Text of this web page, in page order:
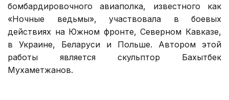
бомбардировочного авиаполка, известного как
«Ночные ведьмы», участвовала в боевых
действиях на Южном фронте, Северном Кавказе,
в Украине, Беларуси и Польше. Автором этой
работы является скульптор Бахытбек
Мухаметжанов.